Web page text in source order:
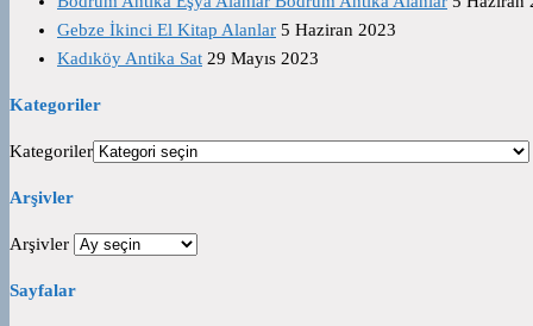
Gebze İkinci El Kitap Alanlar 5 Haziran 2023
Kadıköy Antika Sat 29 Mayıs 2023
Kategoriler
Kategoriler
Arşivler
Arşivler
Sayfalar